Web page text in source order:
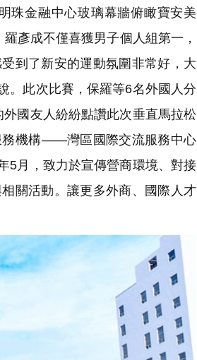
珠金融中心玻璃幕牆俯瞰寶安美
彥成不僅喜獲男子個人組第一，
到了新安的運動氛圍非常好，大
。此次比賽，保羅等6名外國人分
國友人紛紛點讚此次垂直馬拉松
務機構——灣區國際交流服務中心
5月，致力於宣傳營商環境、對接
關活動。讓更多外商、國際人才